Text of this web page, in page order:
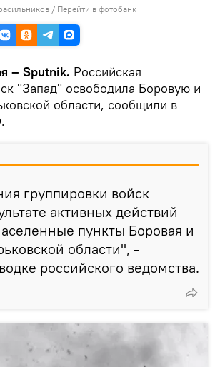
/ Перейти в фотобанк
– Sputnik. Российская
"Запад" освободила Боровую и
области, сообщили в
группировки войск
активных действий
пункты Боровая и
области", -
российского ведомства.